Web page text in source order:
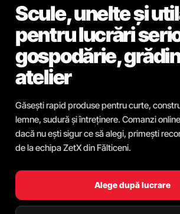
Scule, unelte și
pentru lucrări
gospodărie,
atelier
Găsești rapid produse pentru curte,
lemne, sudură și întreținere. Comanzi
dacă nu ești sigur ce să alegi, primești
de la echipa ZetX din Fălticeni.
Alege după lucrare